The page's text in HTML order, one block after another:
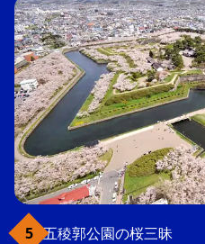
五稜郭公園の桜三昧